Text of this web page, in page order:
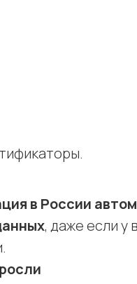
в России
, даже если у